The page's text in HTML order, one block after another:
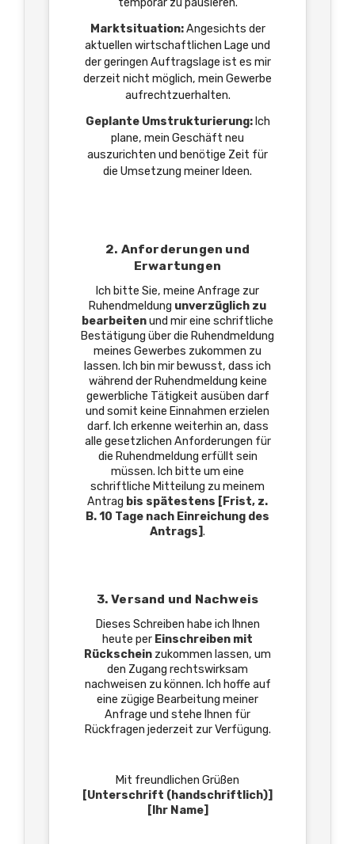
temporär zu pausieren.
Marktsituation:Angesichts der
aktuellen wirtschaftlichen Lage und
der geringen Auftragslage ist es mir
derzeit nicht möglich, mein Gewerbe
aufrechtzuerhalten.
Geplante Umstrukturierung:Ich
plane, mein Geschäft neu
auszurichten und benötige Zeit für
die Umsetzung meiner Ideen.
2. Anforderungen und
Erwartungen
Ich bitte Sie, meine Anfrage zur
Ruhendmeldung unverzüglich zu
bearbeitenund mir eine schriftliche
Bestätigung über die Ruhendmeldung
meines Gewerbes zukommen zu
lassen. Ich bin mir bewusst, dass ich
während der Ruhendmeldung keine
gewerbliche Tätigkeit ausüben darf
und somit keine Einnahmen erzielen
darf. Ich erkenne weiterhin an, dass
alle gesetzlichen Anforderungen für
die Ruhendmeldung erfüllt sein
müssen. Ich bitte um eine
schriftliche Mitteilung zu meinem
Antrag bis spätestens [Frist, z.
B. 10 Tage nach Einreichung des
Antrags].
3. Versand und Nachweis
Dieses Schreiben habe ich Ihnen
heute per Einschreiben mit
Rückschein zukommen lassen, um
den Zugang rechtswirksam
nachweisen zu können. Ich hoffe auf
eine zügige Bearbeitung meiner
Anfrage und stehe Ihnen für
Rückfragen jederzeit zur Verfügung.
Mit freundlichen Grüßen
[Unterschrift (handschriftlich)]
[Ihr Name]